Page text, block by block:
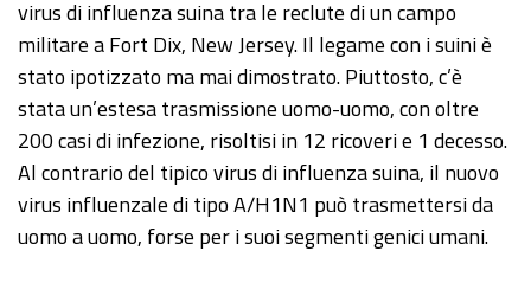
virus di influenza suina tra le reclute di un campo
militare a Fort Dix, New Jersey. Il legame con i suini è
stato ipotizzato ma mai dimostrato. Piuttosto, c’è
stata un’estesa trasmissione uomo-uomo, con oltre
200 casi di infezione, risoltisi in 12 ricoveri e 1 decesso.
Al contrario del tipico virus di influenza suina, il nuovo
virus influenzale di tipo A/H1N1 può trasmettersi da
uomo a uomo, forse per i suoi segmenti genici umani.